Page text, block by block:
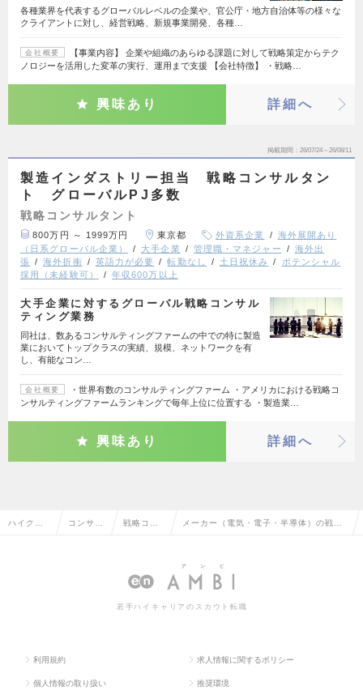
各種業界を代表するグローバルレベルの企業や、官公庁・地方自治体等の様々な
クライアントに対し、経営戦略、新規事業開発、各種…
会社概要
【事業内容】 企業や組織のあらゆる課題に対して戦略策定からテク
ノロジーを活用した変革の実行、運用まで支援 【会社特徴】 ・戦略…
興味あり 詳細へ
掲載期間 26/07/24～26/08/11
製造インダストリー担当 戦略コンサルタン
ト グローバルPJ多数
戦略コンサルタント
800万円 ～ 1999万円 東京都 外資系企業
海外展開あり
（日系グローバル企業）
大手企業 管理職・マネジャー
海外出
張
海外折衝 英語力が必要 転勤なし 土日祝休み
ポテンシャル
採用（未経験可）
年収600万以上
大手企業に対するグローバル戦略コンサル
ティング業務
同社は、数あるコンサルティングファームの中での特に製造
業においてトップクラスの実績、規模、ネットワークを有
し、有能なコン…
会社概要
・世界有数のコンサルティングファーム ・アメリカにおける戦略コ
ンサルティングファームランキングで毎年上位に位置する ・製造業…
興味あり 詳細へ
ハイクラ コンサル 戦略コン
ト
メーカー（電気・電子・半導体）の戦略
若手ハイキャリアのスカウト転職
利用規約 求人情報に関するポリシー
個人情報の取り扱い 推奨環境